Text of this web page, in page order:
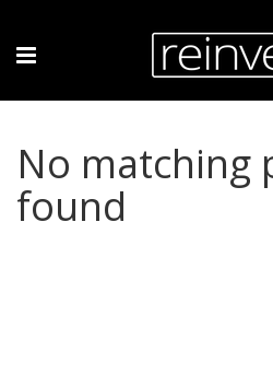
No matching
found